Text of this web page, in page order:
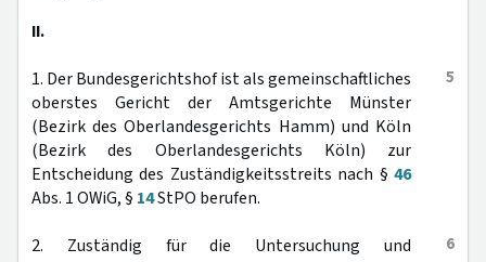
II.
5
1. Der Bundesgerichtshof ist als gemeinschaftliches
oberstes Gericht der Amtsgerichte Münster
(Bezirk des Oberlandesgerichts Hamm) und Köln
(Bezirk des Oberlandesgerichts Köln) zur
Entscheidung des Zuständigkeitsstreits nach § 46
Abs. 1 OWiG, § 14StPO berufen.
6
2. Zuständig für die Untersuchung und